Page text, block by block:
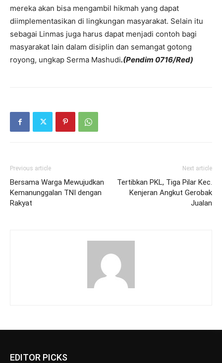
mereka akan bisa mengambil hikmah yang dapat
diimplementasikan di lingkungan masyarakat. Selain itu
sebagai Linmas juga harus dapat menjadi contoh bagi
masyarakat lain dalam disiplin dan semangat gotong
royong, ungkap Serma Mashudi.(Pendim 0716/Red)
Previous article
Bersama Warga Mewujudkan
Kemanunggalan TNI dengan
Rakyat
Next article
Tertibkan PKL, Tiga Pilar Kec.
Kenjeran Angkut Gerobak
Jualan
EDITOR PICKS